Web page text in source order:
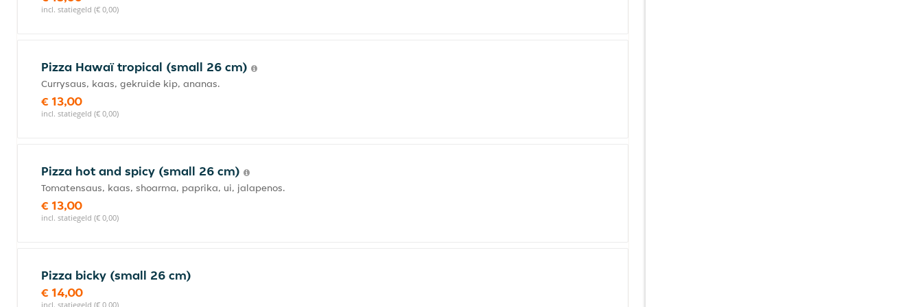
incl. statiegeld (€ 0,00)
Pizza Hawaï tropical (small 26 cm)
Currysaus, kaas, gekruide kip, ananas.
€ 13,00
incl. statiegeld (€ 0,00)
Pizza hot and spicy (small 26 cm)
Tomatensaus, kaas, shoarma, paprika, ui, jalapenos.
€ 13,00
incl. statiegeld (€ 0,00)
Pizza bicky (small 26 cm)
€ 14,00
incl. statiegeld (€ 0,00)